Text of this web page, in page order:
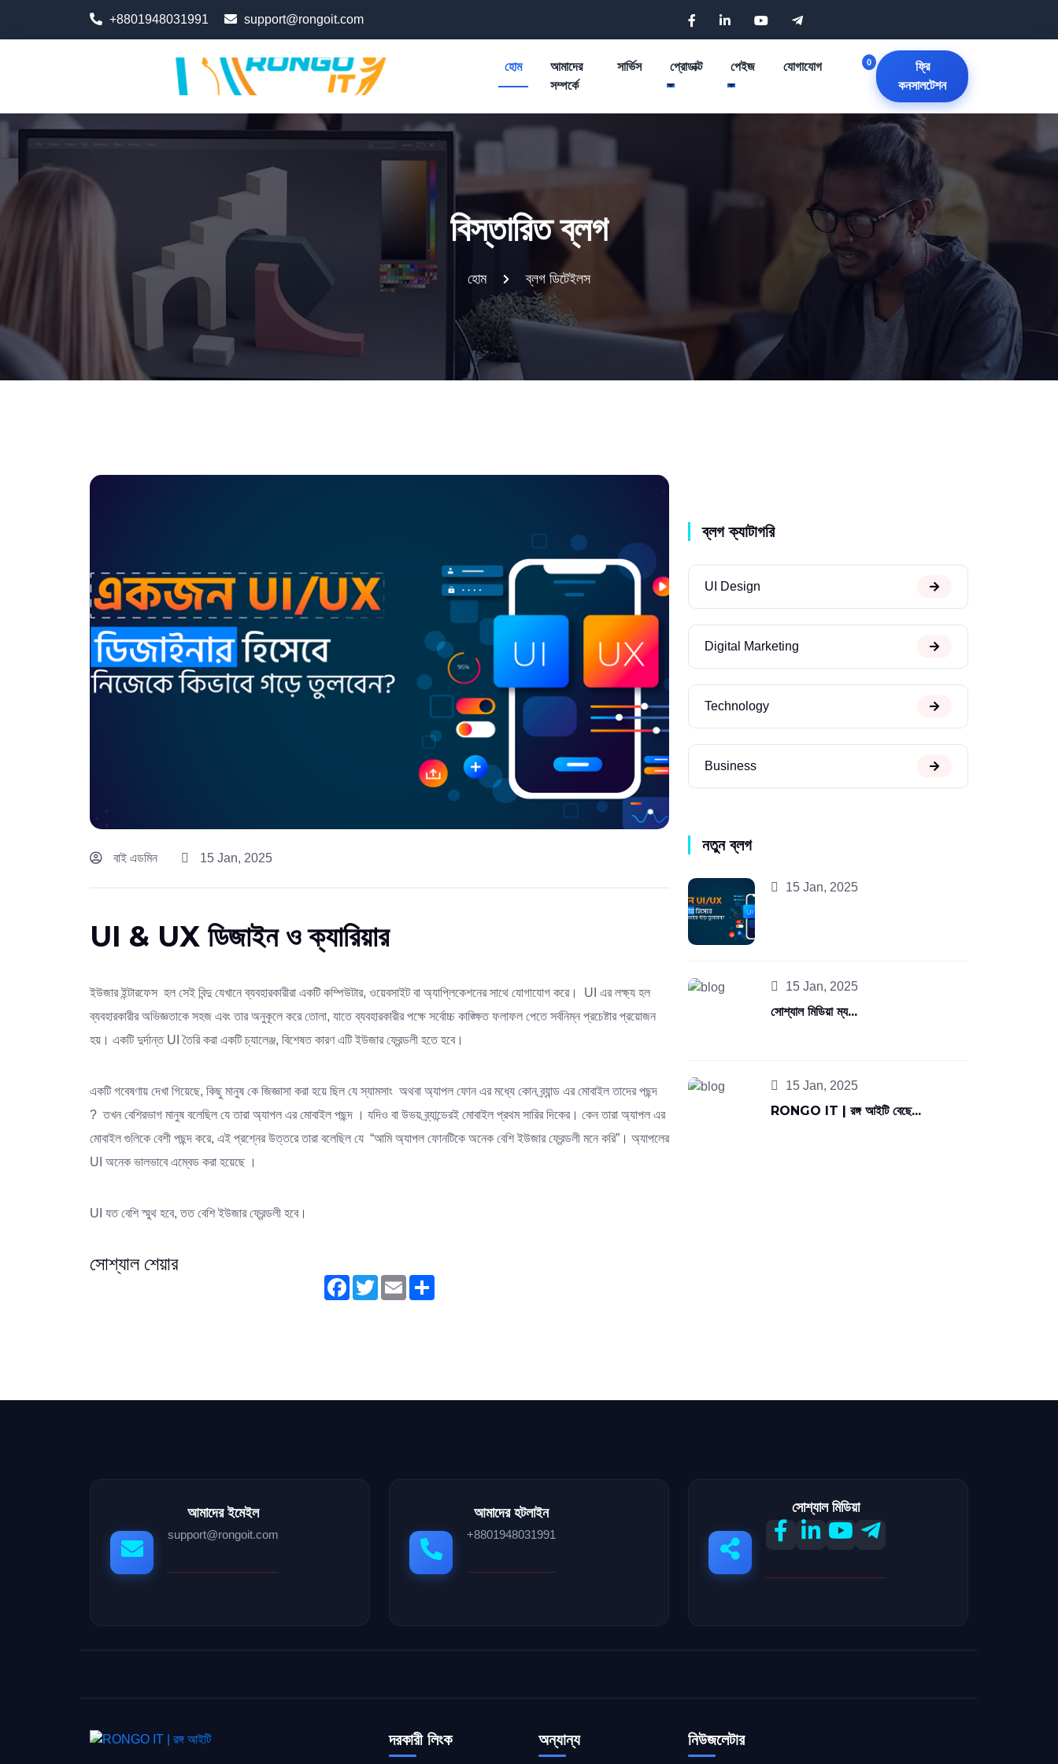
+8801948031991 support@rongoit.com
হোম
আমাদের
সম্পর্কে
সার্ভিস প্রোডাক্ট পেইজ যোগাযোগ 0
ফ্রি
কনসালটেশন
বিস্তারিত ব্লগ
হোম ব্লগ ডিটেইলস
বাই এডমিন 15 Jan, 2025
UI & UX ডিজাইন ও ক্যারিয়ার
ইউজার ইন্টারফেস হল সেই বিন্দু যেখানে ব্যবহারকারীরা একটি কম্পিউটার, ওয়েবসাইট বা অ্যাপ্লিকেশনের সাথে যোগাযোগ করে। UI এর লক্ষ্য হল
ব্যবহারকারীর অভিজ্ঞতাকে সহজ এবং তার অনুকূলে করে তোলা, যাতে ব্যবহারকারীর পক্ষে সর্বোচ্চ কাঙ্ক্ষিত ফলাফল পেতে সর্বনিম্ন প্রচেষ্টার প্রয়োজন
হয়। একটি দুর্দান্ত UI তৈরি করা একটি চ্যালেঞ্জ, বিশেষত কারণ এটি ইউজার ফ্রেন্ডলী হতে হবে।
একটি গবেষণায় দেখা গিয়েছে, কিছু মানুষ কে জিজ্ঞাসা করা হয়ে ছিল যে স্যামসাং অথবা অ্যাপল ফোন এর মধ্যে কোন ব্র্যান্ড এর মোবাইল তাদের পছন্দ
? তখন বেশিরভাগ মানুষ বলেছিল যে তারা অ্যাপল এর মোবাইল পছন্দ । যদিও বা উভয় ব্র্যান্ডেরই মোবাইল প্রথম সারির দিকের। কেন তারা অ্যাপল এর
মোবাইল গুলিকে বেশী পছন্দ করে, এই প্রশ্নের উত্তরে তারা বলেছিল যে “আমি অ্যাপল ফোনটিকে অনেক বেশি ইউজার ফ্রেন্ডলী মনে করি”। অ্যাপলের
UI অনেক ভালভাবে এম্বেড করা হয়েছে ।
UI যত বেশি স্মুথ হবে, তত বেশি ইউজার ফ্রেন্ডলী হবে।
সোশ্যাল শেয়ার
Facebook
TwitterEmail
ব্লগ ক্যাটাগরি
UI Design
Digital Marketing
Technology
Business
নতুন ব্লগ
15 Jan, 2025
15 Jan, 2025
সোশ্যাল মিডিয়া ম্য...
15 Jan, 2025
RONGO IT | রঙ্গ আইটি বেছে...
আমাদের ইমেইল
support@rongoit.com
আমাদের হটলাইন
+8801948031991
সোশ্যাল মিডিয়া
দরকারী লিংক অন্যান্য নিউজলেটার